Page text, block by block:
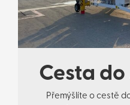
Cesta
Přemýšlíte o cestě